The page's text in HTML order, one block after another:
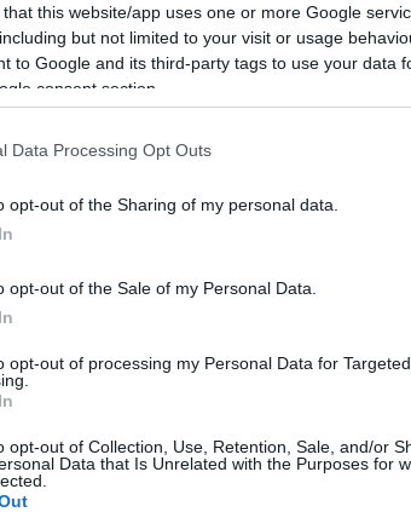
this website/app uses one or more Google
but not limited to your visit or usage
to Google and its third-party tags to use your data
consent section.
Data Processing Opt Outs
opt-out of the Sharing of my personal data.
opt-out of the Sale of my Personal Data.
opt-out of processing my Personal Data for Targeted
opt-out of Collection, Use, Retention, Sale, and/or
Data that Is Unrelated with the Purposes for
Carrick, Jaap Stam, Antonio Valencia, Phil Neville,
92cuCHjxR7W